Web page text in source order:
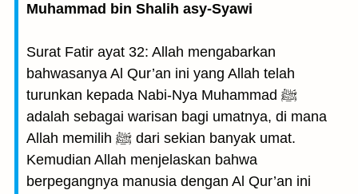
Muhammad bin Shalih asy-Syawi
Surat Fatir ayat 32: Allah mengabarkan
bahwasanya Al Qur’an ini yang Allah telah
turunkan kepada Nabi-Nya Muhammad ﷺ
adalah sebagai warisan bagi umatnya, di mana
Allah memilih ﷺ dari sekian banyak umat.
Kemudian Allah menjelaskan bahwa
berpegangnya manusia dengan Al Qur’an ini